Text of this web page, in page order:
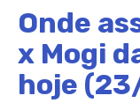
Onde
x Mogi
hoje